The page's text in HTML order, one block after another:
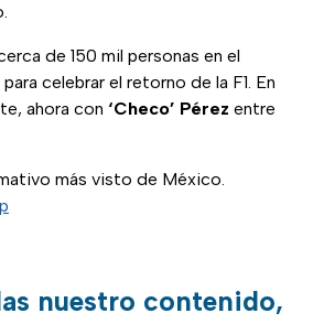
de 150 mil personas en el
para celebrar el retorno de la F1. En
ahora con ‘Checo’ Pérez entre
más visto de México.
nuestro contenido,